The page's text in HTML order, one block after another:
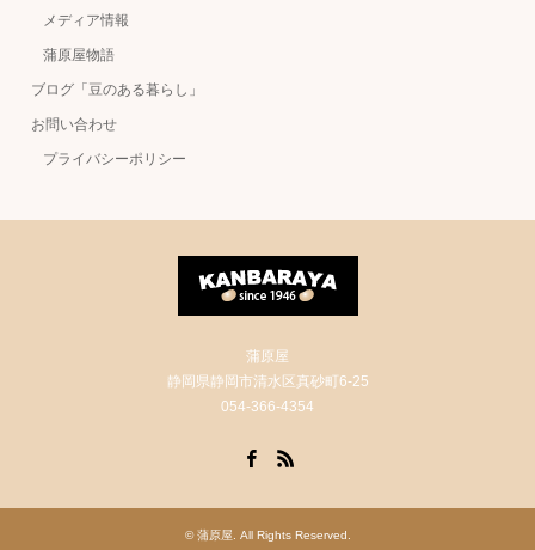
メディア情報
蒲原屋物語
ブログ「豆のある暮らし」
お問い合わせ
プライバシーポリシー
蒲原屋
静岡県静岡市清水区真砂町6-25
054-366-4354
©蒲原屋 . All Rights Reserved.